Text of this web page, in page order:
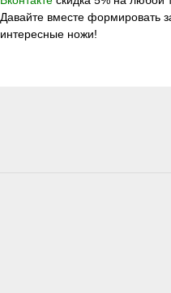
Давайте вместе формировать
интересные ножи!